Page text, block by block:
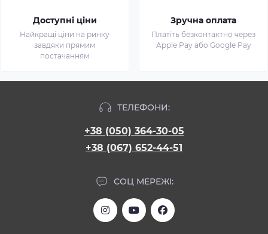
Доступні ціни
Найкращі ціни на ринку
завдяки прямим
постачанням
Зручна оплата
Платіть безконтактно через
Apple Pay або Google Pay
ТЕЛЕФОНИ:
+38 (050) 364-30-05
+38 (067) 652-44-51
СОЦ МЕРЕЖІ: